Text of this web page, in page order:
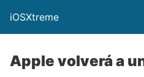
iOSXtreme
Apple volverá a